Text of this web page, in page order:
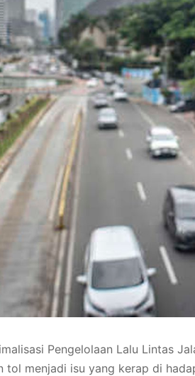
Pengelolaan Lalu Lintas
tol menjadi isu yang kerap di